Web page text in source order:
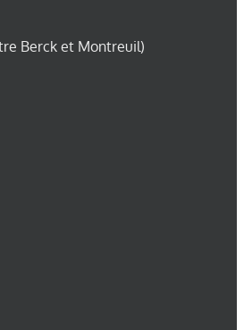
Berck et Montreuil)